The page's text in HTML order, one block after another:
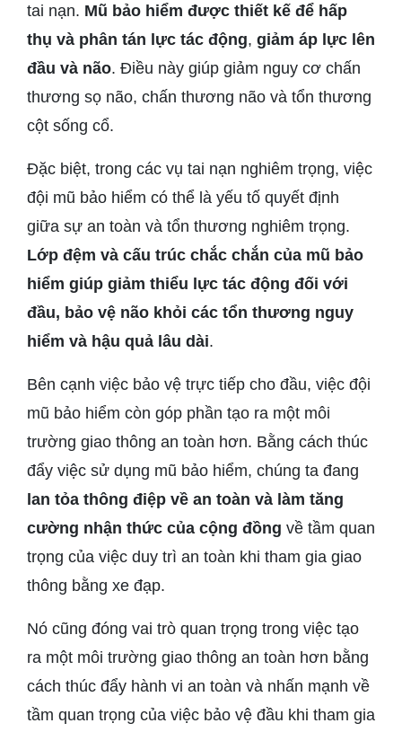
tai nạn. Mũ bảo hiểm được thiết kế để hấp
thụ và phân tán lực tác động, giảm áp lực lên
đầu và não. Điều này giúp giảm nguy cơ chấn
thương sọ não, chấn thương não và tổn thương
cột sống cổ.
Đặc biệt, trong các vụ tai nạn nghiêm trọng, việc
đội mũ bảo hiểm có thể là yếu tố quyết định
giữa sự an toàn và tổn thương nghiêm trọng.
Lớp đệm và cấu trúc chắc chắn của mũ bảo
hiểm giúp giảm thiểu lực tác động đối với
đầu, bảo vệ não khỏi các tổn thương nguy
hiểm và hậu quả lâu dài.
Bên cạnh việc bảo vệ trực tiếp cho đầu, việc đội
mũ bảo hiểm còn góp phần tạo ra một môi
trường giao thông an toàn hơn. Bằng cách thúc
đẩy việc sử dụng mũ bảo hiểm, chúng ta đang
lan tỏa thông điệp về an toàn và làm tăng
cường nhận thức của cộng đồng về tầm quan
trọng của việc duy trì an toàn khi tham gia giao
thông bằng xe đạp.
Nó cũng đóng vai trò quan trọng trong việc tạo
ra một môi trường giao thông an toàn hơn bằng
cách thúc đẩy hành vi an toàn và nhấn mạnh về
tầm quan trọng của việc bảo vệ đầu khi tham gia